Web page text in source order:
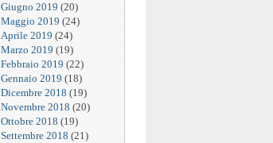
Giugno 2019 (20)
Maggio 2019 (24)
Aprile 2019 (24)
Marzo 2019 (19)
Febbraio 2019 (22)
Gennaio 2019 (18)
Dicembre 2018 (19)
Novembre 2018 (20)
Ottobre 2018 (19)
Settembre 2018 (21)